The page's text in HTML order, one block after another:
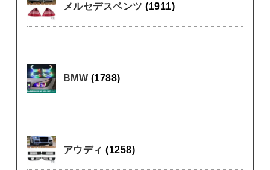
メルセデスベンツ(1911)
BMW (1788)
アウディ(1258)